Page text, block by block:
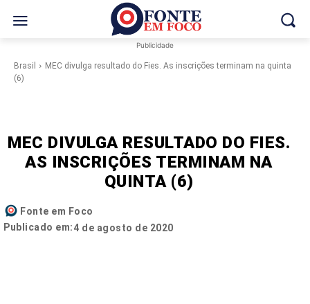
Publicidade
Brasil
MEC divulga resultado do Fies. As inscrições terminam na quinta
(6)
MEC DIVULGA RESULTADO DO FIES.
AS INSCRIÇÕES TERMINAM NA
QUINTA (6)
Fonte em Foco
Publicado em:4 de agosto de 2020